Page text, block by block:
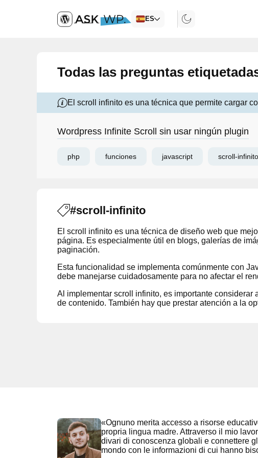
ES
Todas las preguntas
El scroll infinito es una técnica que permite cargar
Wordpress Infinite Scroll sin usar ningún plugin
php funciones javascript scroll-infinito
#scroll-infinito
El scroll infinito es una técnica de diseño web que
página. Es especialmente útil en blogs, galerías de
paginación.
Esta funcionalidad se implementa comúnmente con
debe manejarse cuidadosamente para no afectar el
Al implementar scroll infinito, es importante
de contenido. También hay que prestar atención a la
«Ognuno merita accesso a risorse
propria lingua madre. Attraverso il mio
divari di conoscenza globali e connettere
mondo con le informazioni di cui hanno